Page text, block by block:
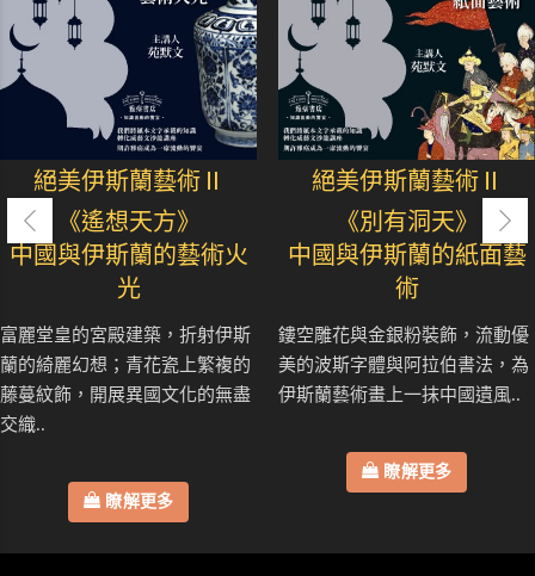
絕美伊斯蘭藝術Ⅱ
《遙想天方》
中國與伊斯蘭的藝術火
光
富麗堂皇的宮殿建築，折射伊斯
蘭的綺麗幻想；青花瓷上繁複的
藤蔓紋飾，開展異國文化的無盡
交織..
瞭解更多
絕美伊斯蘭藝術Ⅱ
《別有洞天》
中國與伊斯蘭的紙面藝
術
鏤空雕花與金銀粉裝飾，流動優
美的波斯字體與阿拉伯書法，為
伊斯蘭藝術畫上一抹中國遺風..
瞭解更多